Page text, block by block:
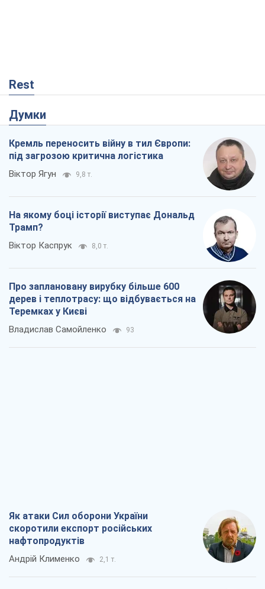
Rest
Думки
Кремль переносить війну в тил Європи:
під загрозою критична логістика
Віктор Ягун 9,8 т.
На якому боці історії виступає Дональд
Трамп?
Віктор Каспрук 8,0 т.
Про заплановану вирубку більше 600
дерев і теплотрасу: що відбувається на
Теремках у Києві
Владислав Самойленко 93
Як атаки Сил оборони України
скоротили експорт російських
нафтопродуктів
Андрій Клименко 2,1 т.